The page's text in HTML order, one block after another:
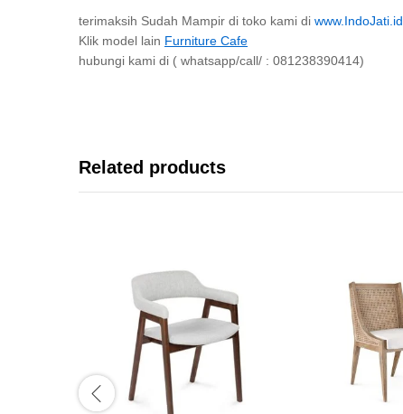
terimaksih Sudah Mampir di toko kami di www.IndoJati.id
Klik model lain Furniture Cafe
hubungi kami di ( whatsapp/call/ : 081238390414)
Related products